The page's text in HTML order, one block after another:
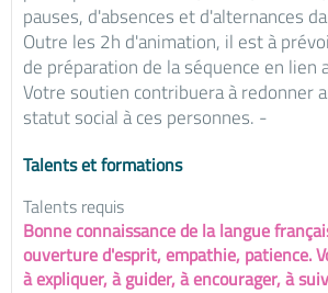
pauses, d'absences et d'alternances
Outre les 2h d'animation, il est à
de préparation de la séquence en lien
Votre soutien contribuera à redonner
statut social à ces personnes. -
Talents et formations
Talents requis
Bonne connaissance de la langue
ouverture d'esprit, empathie, patience.
à expliquer, à guider, à encourager, à